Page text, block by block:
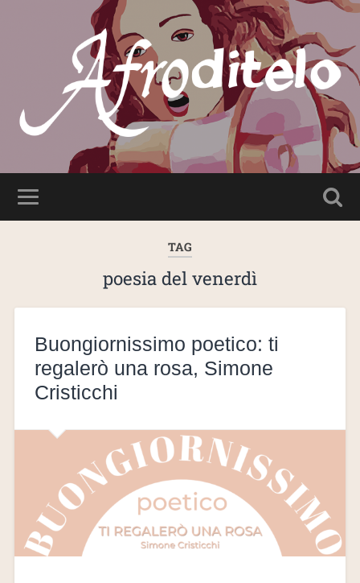
TAG
poesia del venerdì
Buongiornissimo poetico: ti
regalerò una rosa, Simone
Cristicchi